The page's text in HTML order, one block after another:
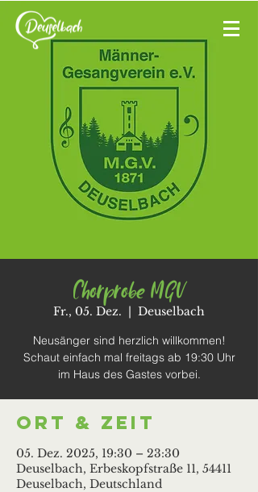
Chorprobe MGV
Fr., 05. Dez.
  |
Deuselbach
Neusänger sind herzlich willkommen!
Schaut einfach mal freitags ab 19:30 Uhr
im Haus des Gastes vorbei.
Ort & Zeit
05. Dez. 2025, 19:30 – 23:30
Deuselbach, Erbeskopfstraße 11, 54411
Deuselbach, Deutschland